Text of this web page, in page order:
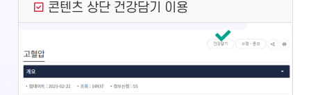
콘텐츠 상단 건강담기 이용